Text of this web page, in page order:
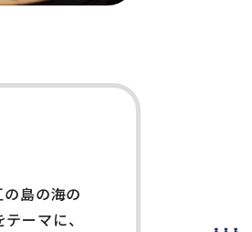
島の海の
ーマに、